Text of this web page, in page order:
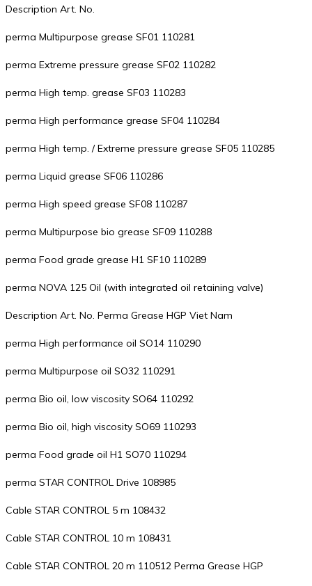
Description Art. No.
perma Multipurpose grease SF01 110281
perma Extreme pressure grease SF02 110282
perma High temp. grease SF03 110283
perma High performance grease SF04 110284
perma High temp. / Extreme pressure grease SF05 110285
perma Liquid grease SF06 110286
perma High speed grease SF08 110287
perma Multipurpose bio grease SF09 110288
perma Food grade grease H1 SF10 110289
perma NOVA 125 Oil (with integrated oil retaining valve)
Description Art. No. Perma Grease HGP Viet Nam
perma High performance oil SO14 110290
perma Multipurpose oil SO32 110291
perma Bio oil, low viscosity SO64 110292
perma Bio oil, high viscosity SO69 110293
perma Food grade oil H1 SO70 110294
perma STAR CONTROL Drive 108985
Cable STAR CONTROL 5 m 108432
Cable STAR CONTROL 10 m 108431
Cable STAR CONTROL 20 m 110512 Perma Grease HGP